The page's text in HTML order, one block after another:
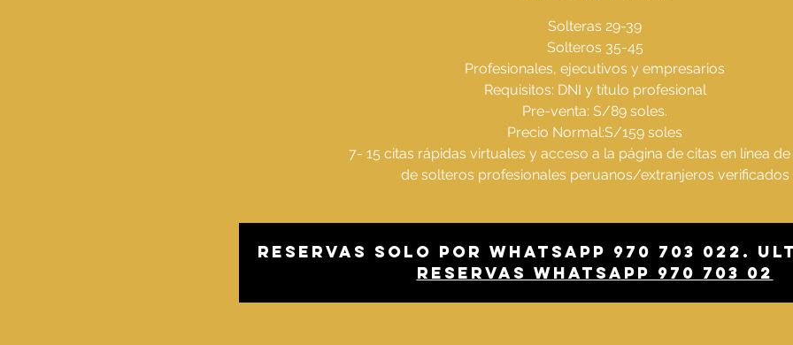
Solteras 29-39
Solteros 35-45
Profesionales, ejecutivos y empresarios
Requisitos: DNI y título profesional
Pre-venta: S/89 soles.
Precio Normal:S/159 soles
7- 15 citas rápidas virtuales y acceso a la página de citas en línea
de solteros profesionales peruanos/extranjeros verificados
Reservas solo por whatsapp 970 703 022.
Reservas whatsapp 970 703 02